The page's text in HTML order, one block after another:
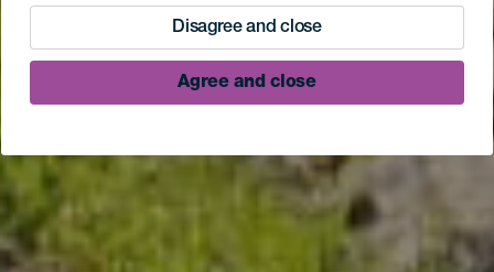
Disagree and close
Agree and close